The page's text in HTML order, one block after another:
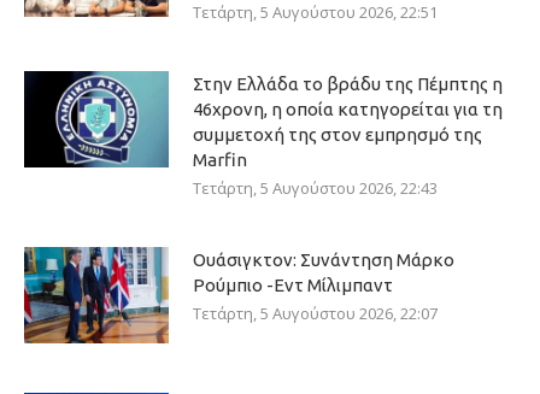
Τετάρτη, 5 Αυγούστου 2026, 22:51
Στην Ελλάδα το βράδυ της Πέμπτης η
46χρονη, η οποία κατηγορείται για τη
συμμετοχή της στον εμπρησμό της
Marfin
Τετάρτη, 5 Αυγούστου 2026, 22:43
Ουάσιγκτον: Συνάντηση Μάρκο
Ρούμπιο -Εντ Μίλιμπαντ
Τετάρτη, 5 Αυγούστου 2026, 22:07